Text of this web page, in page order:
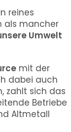
reines
als mancher
Umwelt
mit der
dabei auch
zahlt sich das
Betriebe
Altmetall